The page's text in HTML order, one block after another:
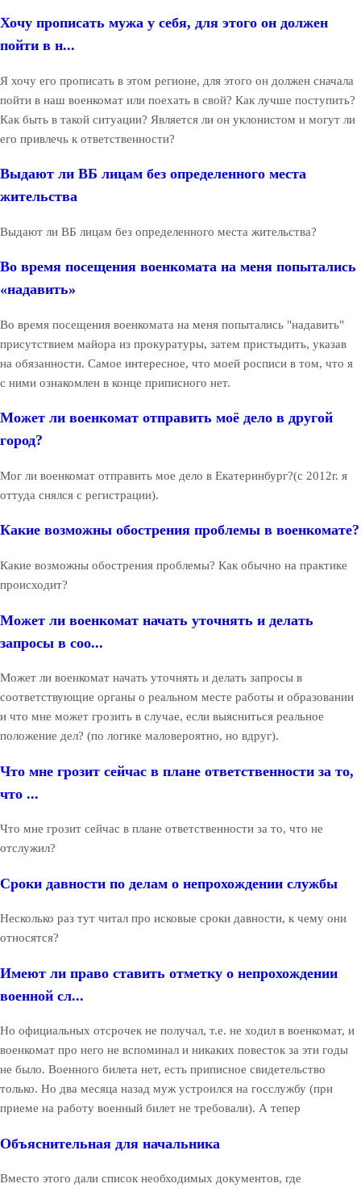
Хочу прописать мужа у себя, для этого он должен
пойти в н...
Я хочу его прописать в этом регионе, для этого он должен сначала
пойти в наш военкомат или поехать в свой? Как лучше поступить?
Как быть в такой ситуации? Является ли он уклонистом и могут ли
его привлечь к ответственности?
Выдают ли ВБ лицам без определенного места
жительства
Выдают ли ВБ лицам без определенного места жительства?
Во время посещения военкомата на меня попытались
«надавить»
Во время посещения военкомата на меня попытались "надавить"
присутствием майора из прокуратуры, затем пристыдить, указав
на обязанности. Самое интересное, что моей росписи в том, что я
с ними ознакомлен в конце приписного нет.
Может ли военкомат отправить моё дело в другой
город?
Мог ли военкомат отправить мое дело в Екатеринбург?(с 2012г. я
оттуда снялся с регистрации).
Какие возможны обострения проблемы в военкомате?
Какие возможны обострения проблемы? Как обычно на практике
происходит?
Может ли военкомат начать уточнять и делать
запросы в соо...
Может ли военкомат начать уточнять и делать запросы в
соответствующие органы о реальном месте работы и образовании
и что мне может грозить в случае, если выясниться реальное
положение дел? (по логике маловероятно, но вдруг).
Что мне грозит сейчас в плане ответственности за то,
что ...
Что мне грозит сейчас в плане ответственности за то, что не
отслужил?
Сроки давности по делам о непрохождении службы
Несколько раз тут читал про исковые сроки давности, к чему они
относятся?
Имеют ли право ставить отметку о непрохождении
военной сл...
Но официальных отсрочек не получал, т.е. не ходил в военкомат, и
военкомат про него не вспоминал и никаких повесток за эти годы
не было. Военного билета нет, есть приписное свидетельство
только. Но два месяца назад муж устроился на госслужбу (при
приеме на работу военный билет не требовали). А тепер
Объяснительная для начальника
Вместо этого дали список необходимых документов, где